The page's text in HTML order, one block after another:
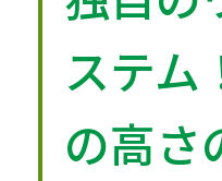
ステム
の高さ